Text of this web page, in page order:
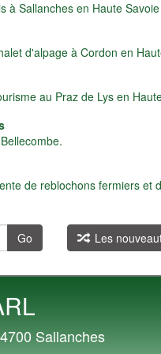
à Sallanches en Haute
d'alpage à Cordon en
au Praz de Lys en
de reblochons fermiers et
Go Les
Sallanches